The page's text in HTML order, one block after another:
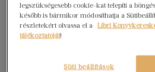
legszükségesebb cookie-kat telepíti a
később is bármikor módosíthatja a
részletekért olvassa el a
Libri
tájékoztatóját!
Süti beállítások